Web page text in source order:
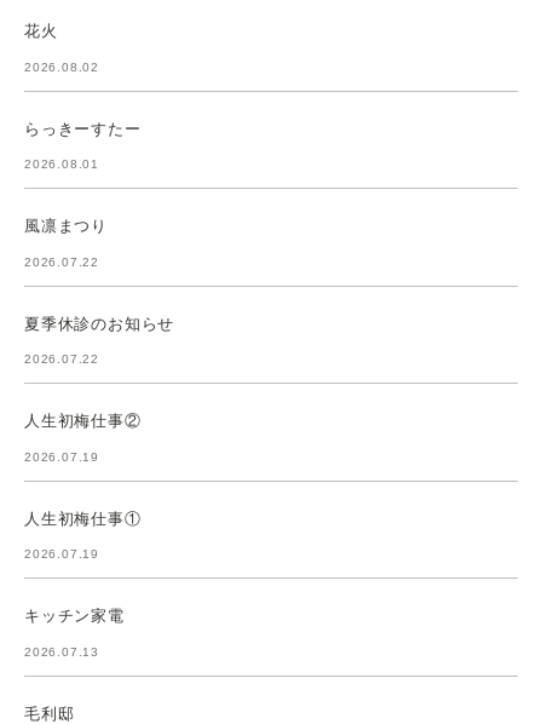
花火
2026.08.02
らっきーすたー
2026.08.01
風凛まつり
2026.07.22
夏季休診のお知らせ
2026.07.22
人生初梅仕事②
2026.07.19
人生初梅仕事①
2026.07.19
キッチン家電
2026.07.13
毛利邸